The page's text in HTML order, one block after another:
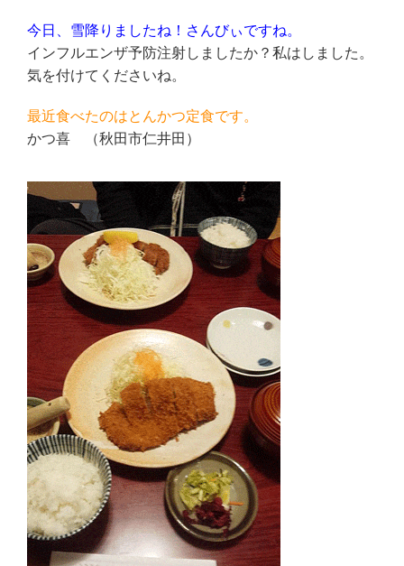
今日、雪降りましたね！さんびぃですね。
インフルエンザ予防注射しましたか？私はしました。
気を付けてくださいね。
最近食べたのはとんかつ定食です。
かつ喜 （秋田市仁井田）